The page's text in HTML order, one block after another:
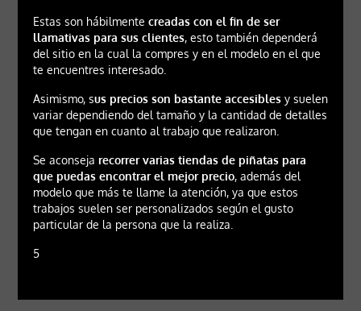
Estas son hábilmente creadas con el fin de ser
llamativas para sus clientes, esto también dependerá
del sitio en la cual la compres y en el modelo en el que
te encuentres interesado.
Asimismo, sus precios son bastante accesiblesy suelen
variar dependiendo del tamaño y la cantidad de detalles
que tengan en cuanto al trabajo que realizaron.
Se aconseja recorrer varias tiendas de piñatas para
que puedas encontrar el mejor precio, además del
modelo que más te llame la atención, ya que estos
trabajos suelen ser personalizados según el gusto
particular de la persona que la realiza.
5